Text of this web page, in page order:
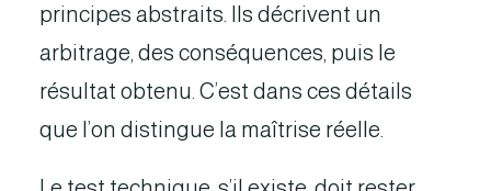
principes abstraits. Ils décrivent un
arbitrage, des conséquences, puis le
résultat obtenu. C’est dans ces détails
que l’on distingue la maîtrise réelle.